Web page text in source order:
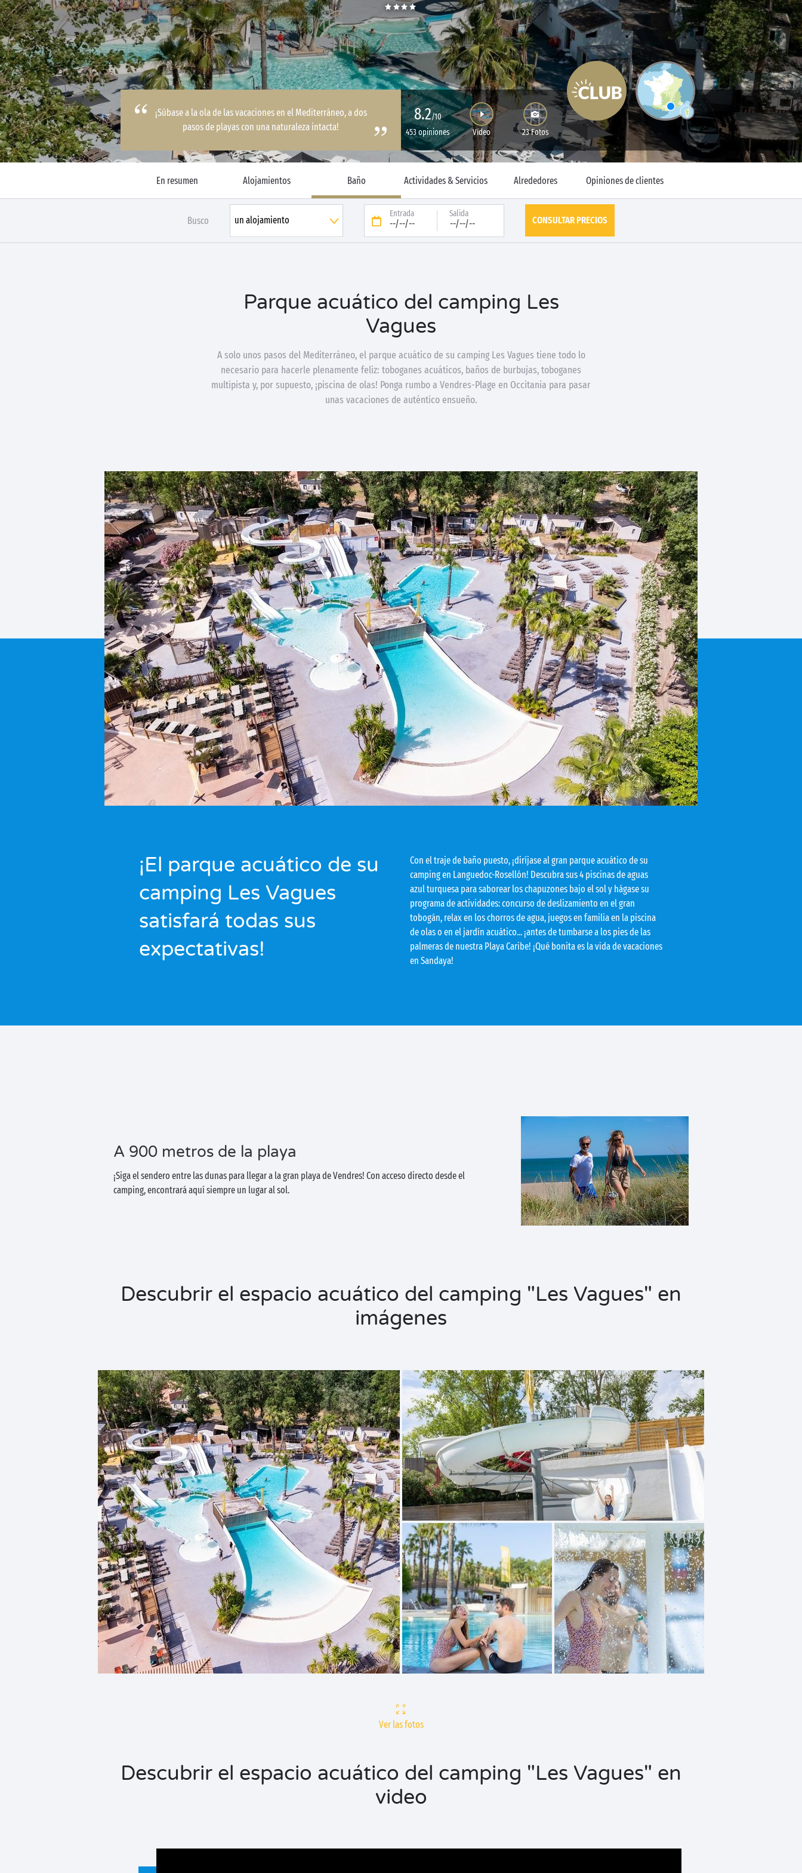
¡Súbase a la ola de las vacaciones en el Mediterráneo, a dos
pasos de playas con una naturaleza intacta!
8.2/10
453 opiniones
Vídeo 23 Fotos
En resumen Alojamientos Baño Actividades & Servicios Alrededores Opiniones de clientes
Busco
Entrada
--/--/--
Salida
--/--/-- CONSULTAR PRECIOS
Parque acuático del camping Les
Vagues
A solo unos pasos del Mediterráneo, el parque acuático de su camping Les Vagues tiene todo lo
necesario para hacerle plenamente feliz: toboganes acuáticos, baños de burbujas, toboganes
multipista y, por supuesto, ¡piscina de olas! Ponga rumbo a Vendres-Plage en Occitania para pasar
unas vacaciones de auténtico ensueño.
¡El parque acuático de su
camping Les Vagues
satisfará todas sus
expectativas!
Con el traje de baño puesto, ¡diríjase al gran parque acuático de su
camping en Languedoc-Rosellón! Descubra sus 4 piscinas de aguas
azul turquesa para saborear los chapuzones bajo el sol y hágase su
programa de actividades: concurso de deslizamiento en el gran
tobogán, relax en los chorros de agua, juegos en familia en la piscina
de olas o en el jardín acuático... ¡antes de tumbarse a los pies de las
palmeras de nuestra Playa Caribe! ¡Qué bonita es la vida de vacaciones
en Sandaya!
A 900 metros de la playa
¡Siga el sendero entre las dunas para llegar a la gran playa de Vendres! Con acceso directo desde el
camping, encontrará aquí siempre un lugar al sol.
Descubrir el espacio acuático del camping "Les Vagues" en
imágenes
Ver las fotos
Descubrir el espacio acuático del camping "Les Vagues" en
video